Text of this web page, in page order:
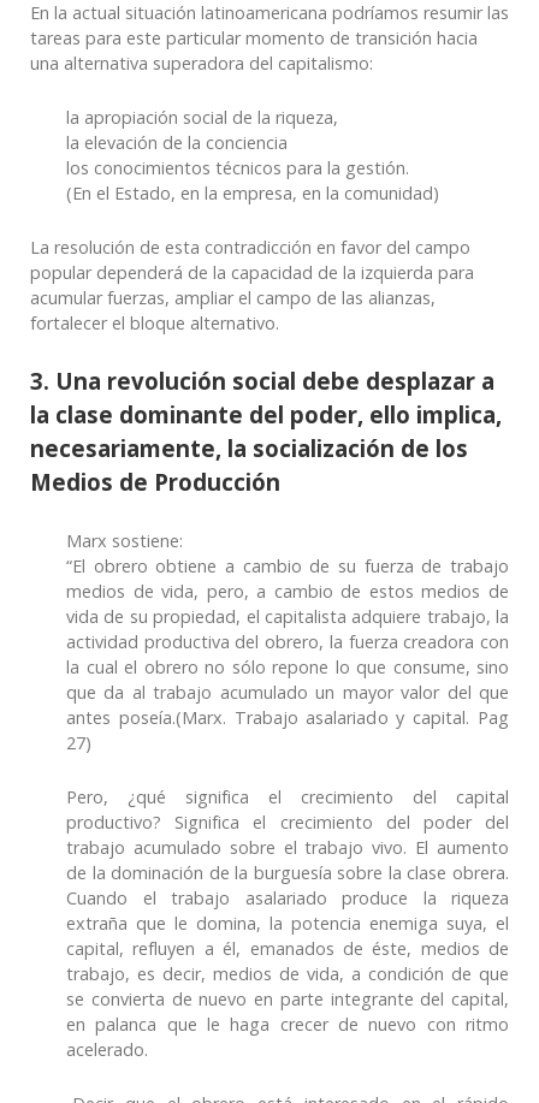
En la actual situación latinoamericana podríamos resumir las
tareas para este particular momento de transición hacia
una alternativa superadora del capitalismo:
la apropiación social de la riqueza,
la elevación de la conciencia
los conocimientos técnicos para la gestión.
(En el Estado, en la empresa, en la comunidad)
La resolución de esta contradicción en favor del campo
popular dependerá de la capacidad de la izquierda para
acumular fuerzas, ampliar el campo de las alianzas,
fortalecer el bloque alternativo.
3. Una revolución social debe desplazar a
la clase dominante del poder, ello implica,
necesariamente, la socialización de los
Medios de Producción
Marx sostiene:
“El obrero obtiene a cambio de su fuerza de trabajo
medios de vida, pero, a cambio de estos medios de
vida de su propiedad, el capitalista adquiere trabajo, la
actividad productiva del obrero, la fuerza creadora con
la cual el obrero no sólo repone lo que consume, sino
que da al trabajo acumulado un mayor valor del que
antes poseía.(Marx. Trabajo asalariado y capital. Pag
27)
Pero, ¿qué significa el crecimiento del capital
productivo? Significa el crecimiento del poder del
trabajo acumulado sobre el trabajo vivo. El aumento
de la dominación de la burguesía sobre la clase obrera.
Cuando el trabajo asalariado produce la riqueza
extraña que le domina, la potencia enemiga suya, el
capital, refluyen a él, emanados de éste, medios de
trabajo, es decir, medios de vida, a condición de que
se convierta de nuevo en parte integrante del capital,
en palanca que le haga crecer de nuevo con ritmo
acelerado.